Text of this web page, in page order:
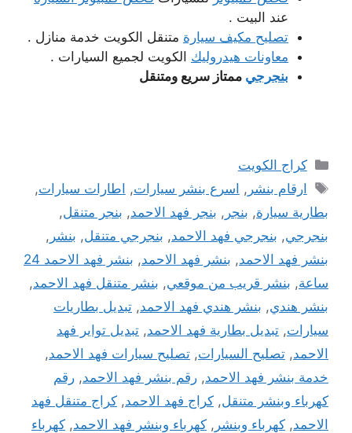
عند البيت .
تصليح مكيف سيارة متنقل الكويت خدمة منازل .
معاونات هيدروليك الكويت لجميع السيارات .
بنجرجي ممتاز سريع ومتنقل
التصنيفات
كراج الكويت
الوسوم
ارقام بنشر , اسرع بنشر سيارات, اطارات سيارات,
بطارية سيارة, بنجر , بنجر فهد الاحمد, بنجر متنقل,
بنجرجي, بنجرجي فهد الاحمد, بنجرجي متنقل, بنشر ,
بنشر فهد الاحمد, بنشر فهد الاحمد,
بنشر فهد الاحمد 24
ساعة, بنشر قريب من موقعي, بنشر متنقل فهد الاحمد,
بنشر هندي, بنشر هندي فهد الاحمد, تبديل بطاريات
سيارات, تبديل بطارية فهد الاحمد, تبديل تواير فهد
الاحمد, تصليح السيارات, تصليح سيارات فهد الاحمد,
خدمة بنشر فهد الاحمد, رقم بنشر فهد الاحمد, رقم
كهرباء وبنشر متنقل, كراج فهد الاحمد, كراج متنقل فهد
الاحمد, كهرباء وبنشر , كهرباء وبنشر فهد الاحمد, كهرباء